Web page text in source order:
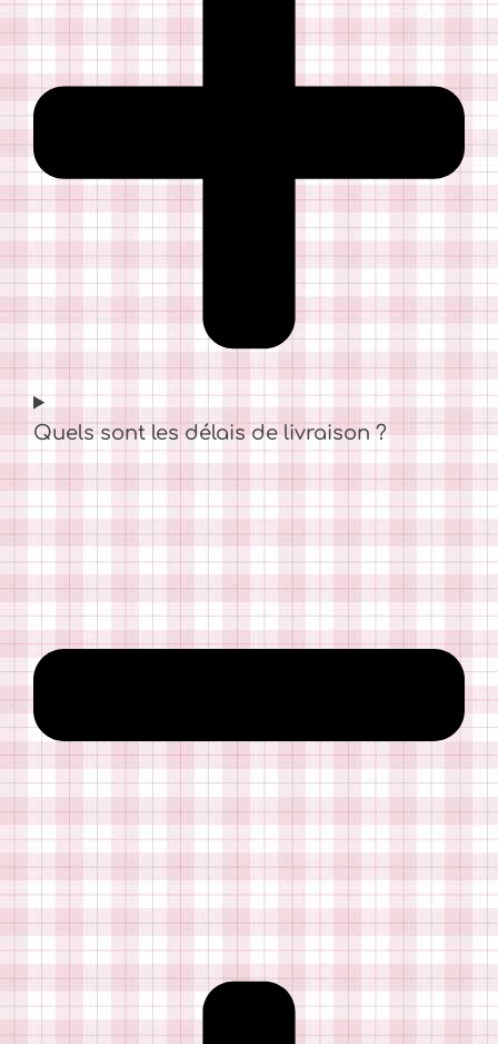
Quels sont les délais de livraison ?